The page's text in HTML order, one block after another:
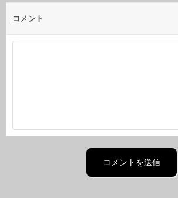
コメント